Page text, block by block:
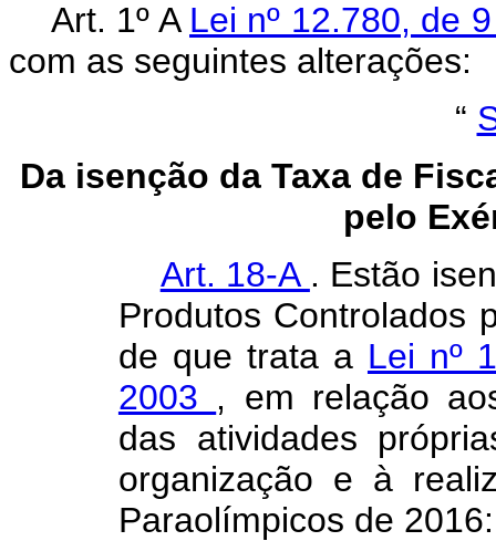
Art. 1º A Lei nº 12.780, de
com as seguintes alterações:
“
Da isenção da Taxa de
pelo
Art. 18-A . Estão
Produtos Controlados
de que trata a Lei nº
2003 , em relação
das atividades
organização e à
Paraolímpicos de 2016: